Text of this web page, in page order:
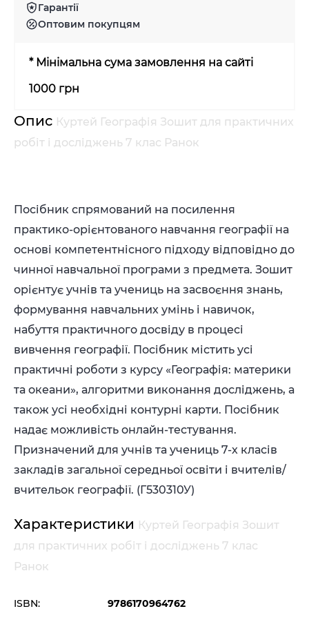
Гарантії
Оптовим покупцям
* Мінімальна сума замовлення на сайті
1000 грн
Опис Куртей Географія Зошит для практичних
робіт і досліджень 7 клас Ранок
Посібник спрямований на посилення
практико-орієнтованого навчання географії на
основі компетентнісного підходу відповідно до
чинної навчальної програми з предмета. Зошит
орієнтує учнів та учениць на засвоєння знань,
формування навчальних умінь і навичок,
набуття практичного досвіду в процесі
вивчення географії. Посібник містить усі
практичні роботи з курсу «Географія: материки
та океани», алгоритми виконання досліджень, а
також усі необхідні контурні карти. Посібник
надає можливість онлайн-тестування.
Призначений для учнів та учениць 7-х класів
закладів загальної середньої освіти і вчителів/
вчительок географії. (Г530310У)
Характеристики Куртей Географія Зошит
для практичних робіт і досліджень 7 клас
Ранок
ISBN: 9786170964762